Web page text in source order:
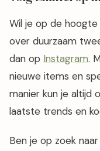
Wil je op de
over duurzaam
dan op Instagram.
nieuwe items en
manier kun je altijd
laatste trends en
Ben je op zoek